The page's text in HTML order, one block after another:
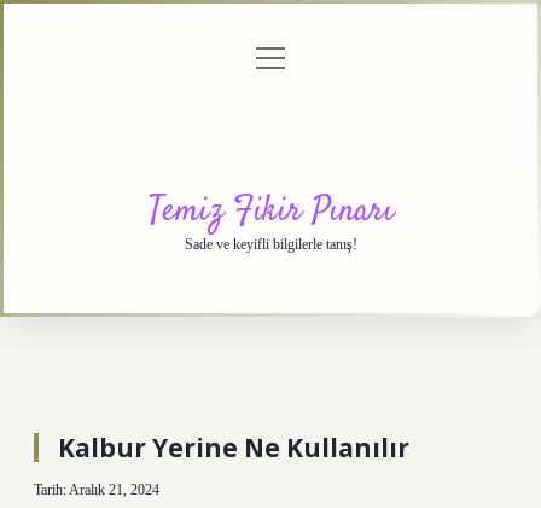
menüyü
Temiz Fikir Pınarı
Sade ve keyifli bilgilerle tanış!
Kalbur Yerine Ne Kullanılır
Tarih: Aralık 21, 2024